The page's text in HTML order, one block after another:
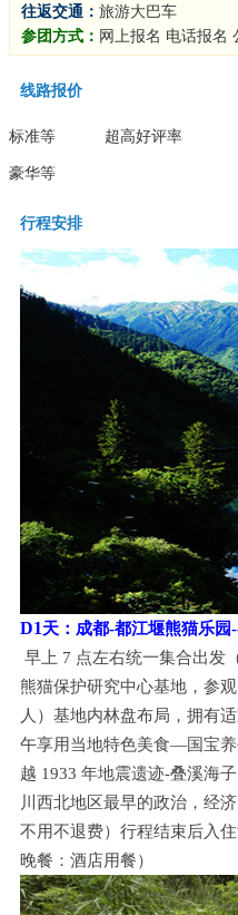
往返交通： 旅游大巴车
参团方式： 网上报名 电话报名
线路报价
标准等 超高好评率
豪华等
行程安排
D1天： 成都-都江堰熊猫乐
早上 7 点左右统一集合出发
熊猫保护研究中心基地，参
人）基地内林盘布局，拥有
午享用当地特色美食—国宝
越 1933 年地震遗迹-叠溪海
川西北地区最早的政治，经
不用不退费）行程结束后入
晚餐：酒店用餐）